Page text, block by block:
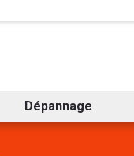
Dépannage